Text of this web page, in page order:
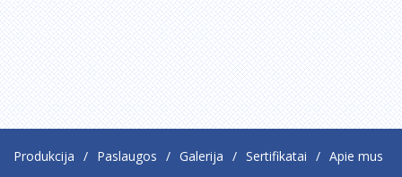
Produkcija Paslaugos Galerija Sertifikatai Apie mus